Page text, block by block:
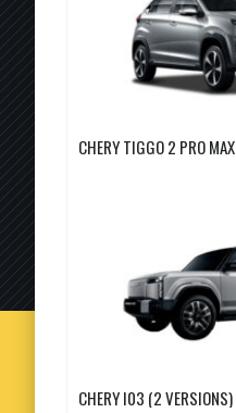
CHERY TIGGO 2 PRO MAX
CHERY I03 (2 VERSIONS)